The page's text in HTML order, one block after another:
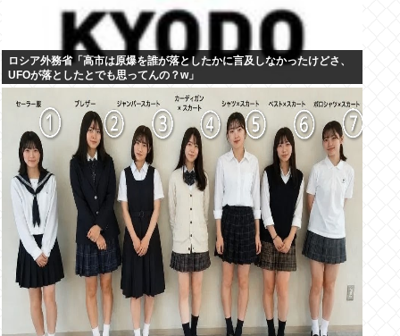
ロシア外務省「高市は原爆を誰が落としたかに言及しなかったけどさ、
UFOが落としたとでも思ってんの？w」